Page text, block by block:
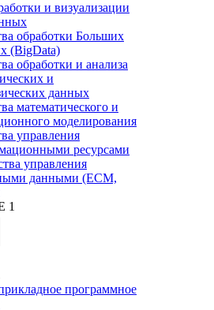
и визуализации
обработки Больших
(BigData)
обработки и анализа
и
данных
математического и
моделирования
управления
ресурсами
управления
данными (ECM,
1
программное